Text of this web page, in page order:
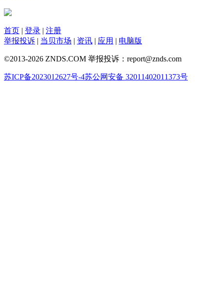
首页 | 登录 | 注册
举报投诉 | 当贝市场 | 资讯 | 应用 | 电脑版
©2013-2026 ZNDS.COM 举报投诉：report@znds.com
苏ICP备2023012627号-4苏公网安备 32011402011373号